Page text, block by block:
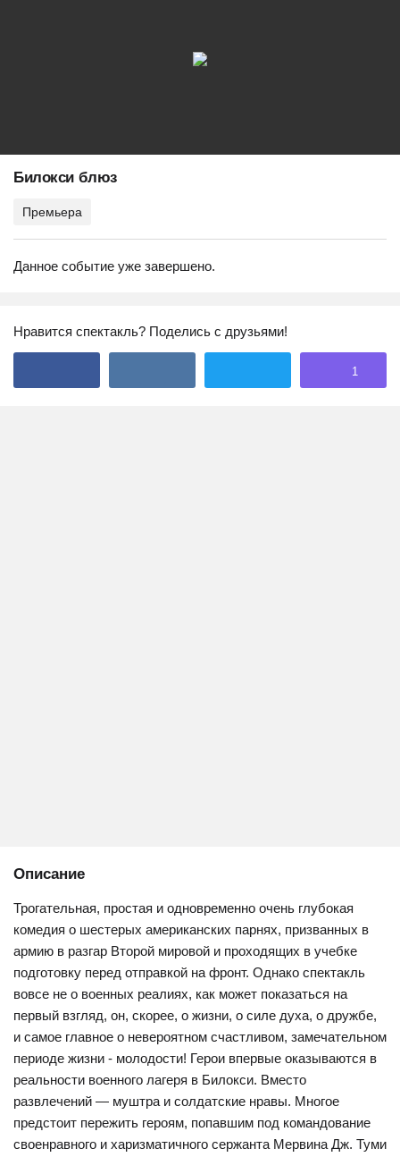
Билокси блюз
Премьера
Данное событие уже завершено.
Нравится спектакль? Поделись с друзьями!
1
Описание
Трогательная, простая и одновременно очень глубокая
комедия о шестерых американских парнях, призванных в
армию в разгар Второй мировой и проходящих в учебке
подготовку перед отправкой на фронт. Однако спектакль
вовсе не о военных реалиях, как может показаться на
первый взгляд, он, скорее, о жизни, о силе духа, о дружбе,
и самое главное о невероятном счастливом, замечательном
периоде жизни - молодости! Герои впервые оказываются в
реальности военного лагеря в Билокси. Вместо
развлечений — муштра и солдатские нравы. Многое
предстоит пережить героям, попавшим под командование
своенравного и харизматичного сержанта Мервина Дж. Туми